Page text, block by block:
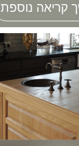
קריאה נוספת